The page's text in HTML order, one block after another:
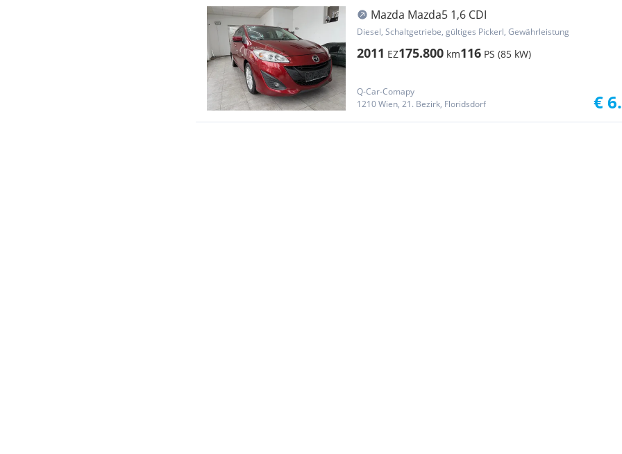
Mazda Mazda5 1,6 CDI
Diesel, Schaltgetriebe, gültiges Pickerl, Gewährleistung
2011 EZ175.800 km116 PS (85 kW)
Q-Car-Comapy
1210 Wien, 21. Bezirk, Floridsdorf
€